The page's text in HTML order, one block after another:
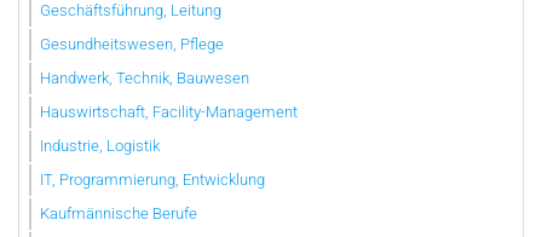
Geschäftsführung, Leitung
Gesundheitswesen, Pflege
Handwerk, Technik, Bauwesen
Hauswirtschaft, Facility-Management
Industrie, Logistik
IT, Programmierung, Entwicklung
Kaufmännische Berufe